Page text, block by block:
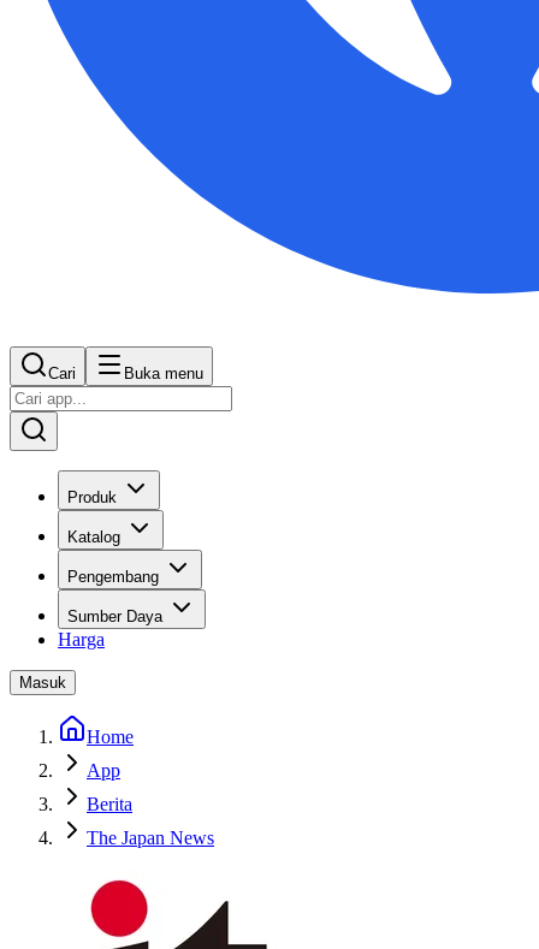
Cari Buka menu
Produk
Katalog
Pengembang
Sumber Daya
Harga
Masuk
Home
App
Berita
The Japan News